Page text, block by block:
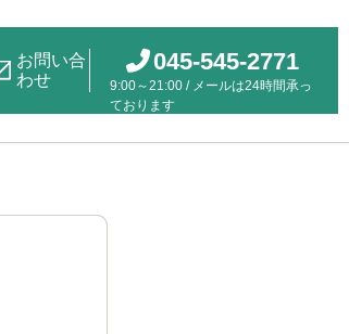
お問い合
わせ
045-545-2771
9:00～21:00 / メールは24時間承っ
ております